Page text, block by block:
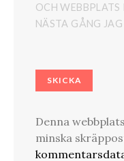
OCH WEBBPLATS
NÄSTA GÅNG
Denna
minska